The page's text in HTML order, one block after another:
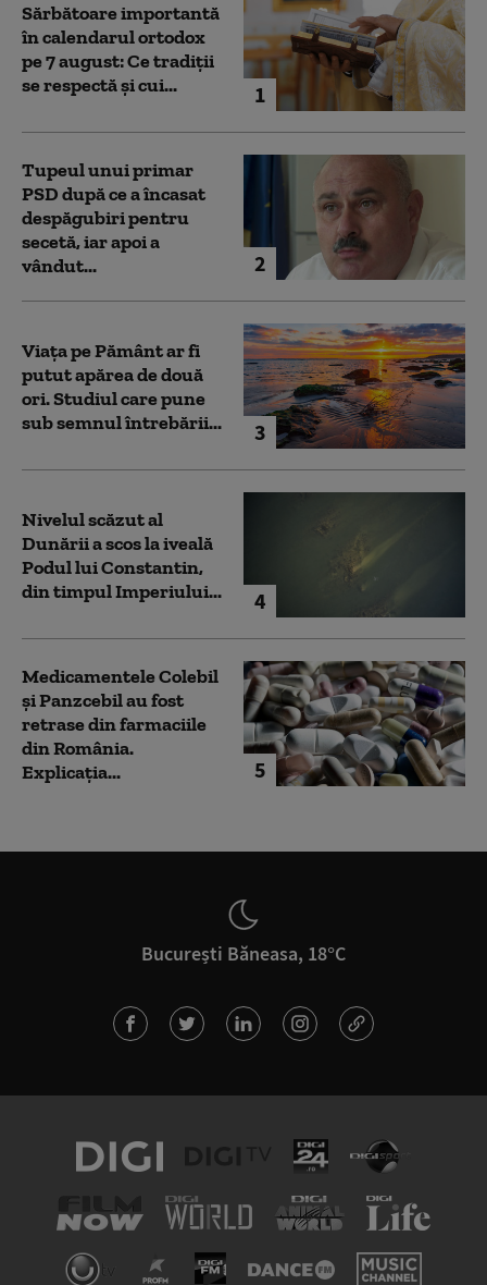
1
Sărbătoare importantă
în calendarul ortodox
pe 7 august: Ce tradiții
se respectă și cui...
2
Tupeul unui primar
PSD după ce a încasat
despăgubiri pentru
secetă, iar apoi a
vândut...
3
Viața pe Pământ ar fi
putut apărea de două
ori. Studiul care pune
sub semnul întrebării...
4
Nivelul scăzut al
Dunării a scos la iveală
Podul lui Constantin,
din timpul Imperiului...
5
Medicamentele Colebil
și Panzcebil au fost
retrase din farmaciile
din România.
Explicația...
București Băneasa, 18°C